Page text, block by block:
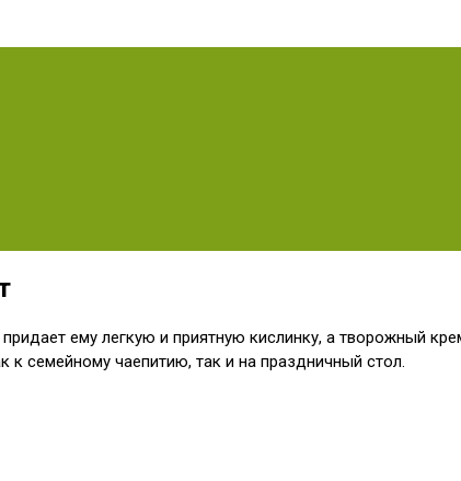
ему легкую и приятную кислинку, а творожный
к семейному чаепитию, так и на праздничный стол.